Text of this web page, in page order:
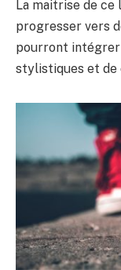
La maitrise de
progresser vers
pourront intégrer
stylistiques et de